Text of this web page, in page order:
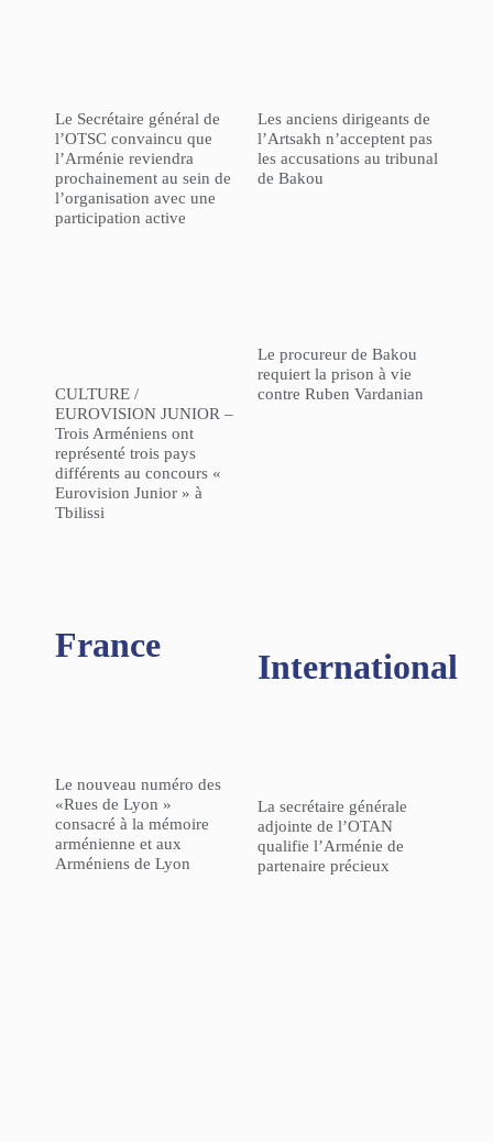
Le Secrétaire général de
l’OTSC convaincu que
l’Arménie reviendra
prochainement au sein de
l’organisation avec une
participation active
CULTURE /
EUROVISION JUNIOR –
Trois Arméniens ont
représenté trois pays
différents au concours «
Eurovision Junior » à
Tbilissi
Les anciens dirigeants de
l’Artsakh n’acceptent pas
les accusations au tribunal
de Bakou
Le procureur de Bakou
requiert la prison à vie
contre Ruben Vardanian
France
Le nouveau numéro des
«Rues de Lyon »
consacré à la mémoire
arménienne et aux
Arméniens de Lyon
International
La secrétaire générale
adjointe de l’OTAN
qualifie l’Arménie de
partenaire précieux